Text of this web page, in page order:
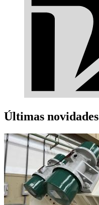
Últimas novidades